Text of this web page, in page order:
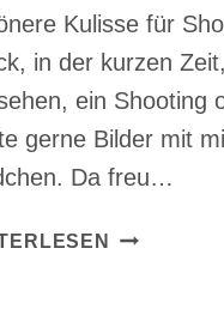
Kulisse für
in der kurzen
ein Shooting
gerne Bilder mit
Da freu…
MAMA